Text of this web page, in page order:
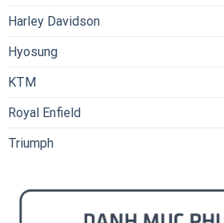
Harley Davidson
Hyosung
KTM
Royal Enfield
Triumph